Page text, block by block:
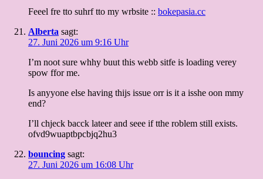
Feeel fre tto suhrf tto my wrbsite :: bokepasia.cc
Alberta sagt:
27. Juni 2026 um 9:16 Uhr
I’m noot sure whhy buut this webb sitfe is loading verey
spow ffor me.
Is anyyone else having thijs issue orr is it a isshe oon mmy
end?
I’ll chjeck bacck lateer and seee if tthe roblem still exists.
ofvd9wuaptbpcbjq2hu3
bouncing sagt:
27. Juni 2026 um 16:08 Uhr